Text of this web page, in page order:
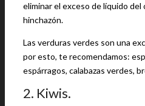
eliminar el exceso de líquido del
hinchazón.
Las verduras verdes son una
por esto, te recomendamos:
espárragos, calabazas verdes,
2. Kiwis.